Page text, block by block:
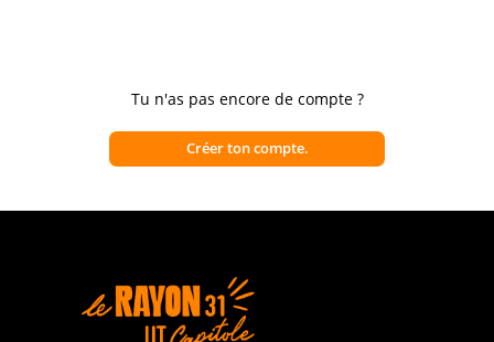
Tu n'as pas encore de compte ?
Créer ton compte.